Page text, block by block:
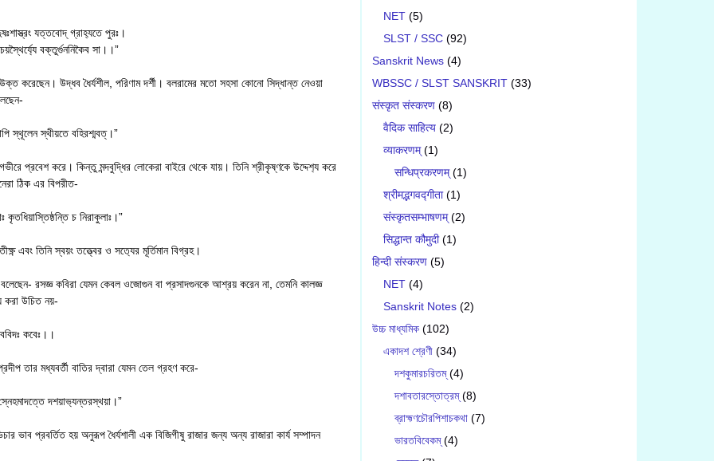
যত্তবোদ্ গ্রাহ‍্যতে পুরঃ।
বক্তুর্গুননিকৈব সা।।”
করেছেন। উদ্ধব ধৈর্যশীল, পরিণাম দর্শী। বলরামের মতো সহসা কোনো সিদ্ধান্ত নেওয়া
স্থূলেন স্থীয়তে বহিরশ্মবত্।”
প্রবেশ করে। কিন্তু মন্দবুদ্ধির লোকেরা বাইরে থেকে যায়। তিনি শ্রীকৃষ্ণকে উদ্দেশ‍্য করে
ঠিক এর বিপরীত-
কৃতধিয়াস্তিষ্ঠন্তি চ নিরাকুলাঃ।”
এবং তিনি স্বয়ং তত্ত্বের ও সত‍্যের মূর্তিমান বিগ্রহ।
রসজ্ঞ কবিরা যেমন কেবল ওজোগুন বা প্রসাদগুনকে আশ্রয় করেন না, তেমনি কালজ্ঞ
করা উচিত নয়-
কবেঃ।।
তার মধ্যবর্তী বাতির দ্বারা যেমন তেল গ্রহণ করে-
দশয়াভ‍্যন্তরস্থয়া।”
প্রবর্তিত হয় অনুরূপ ধৈর্যশালী এক বিজিগীষু রাজার জন্য অন্য রাজারা কার্য সম্পাদন
NET (5)
SLST / SSC (92)
Sanskrit News (4)
WBSSC / SLST SANSKRIT (33)
संस्कृत संस्करण (8)
वैदिक साहित्य (2)
व्याकरणम्(1)
सन्धिप्रकरणम्(1)
श्रीमद्भगवद्गीता(1)
संस्कृतसम्भाषणम्(2)
सिद्धान्त कौमुदी(1)
हिन्दी संस्करण (5)
NET (4)
Sanskrit Notes (2)
উচ্চ মাধ্যমিক (102)
একাদশ শ্রেণী (34)
দশকুমারচরিতম্(4)
দশাবতারস্তোত্রম্(8)
ব্রাহ্মণচৌরপিশাচকথা (7)
ভারতবিবেকম্(4)